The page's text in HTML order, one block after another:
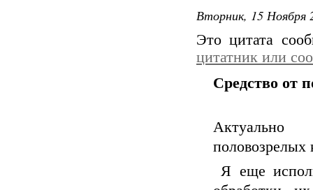
Вторник, 15 Ноября
Это цитата
цитатник или
Средство от
половозрелых
Я еще